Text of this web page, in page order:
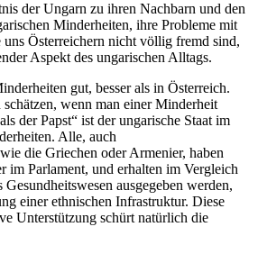
der Ungarn zu ihren Nachbarn und den
Minderheiten, ihre Probleme mit
uns Österreichern nicht völlig fremd sind,
Aspekt des ungarischen Alltags.
gut, besser als in Österreich.
wenn man einer Minderheit
der Papst“ ist der ungarische Staat im
Alle, auch
die Griechen oder Armenier, haben
im Parlament, und erhalten im Vergleich
ausgegeben werden,
einer ethnischen Infrastruktur. Diese
Unterstützung schürt natürlich die